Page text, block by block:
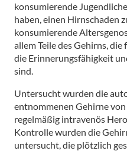
konsumierende
haben, einen Hirnschaden
konsumierende
allem Teile des Gehirns,
die Erinnerungsfähigkeit
sind.
Untersucht wurden die
entnommenen Gehirne
regelmäßig intravenös
Kontrolle wurden die
untersucht, die plötzlich